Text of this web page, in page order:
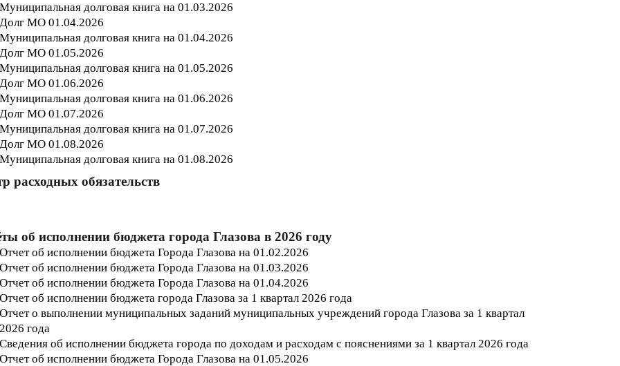
Муниципальная долговая книга на 01.03.2026
Долг МО 01.04.2026
Муниципальная долговая книга на 01.04.2026
Долг МО 01.05.2026
Муниципальная долговая книга на 01.05.2026
Долг МО 01.06.2026
Муниципальная долговая книга на 01.06.2026
Долг МО 01.07.2026
Муниципальная долговая книга на 01.07.2026
Долг МО 01.08.2026
Муниципальная долговая книга на 01.08.2026
расходных обязательств
об исполнении бюджета города Глазова в 2026 году
Отчет об исполнении бюджета Города Глазова на 01.02.2026
Отчет об исполнении бюджета Города Глазова на 01.03.2026
Отчет об исполнении бюджета Города Глазова на 01.04.2026
Отчет об исполнении бюджета города Глазова за 1 квартал 2026 года
Отчет о выполнении муниципальных заданий муниципальных учреждений города Глазова за 1 квартал
2026 года
Сведения об исполнении бюджета города по доходам и расходам с пояснениями за 1 квартал 2026 года
Отчет об исполнении бюджета Города Глазова на 01.05.2026